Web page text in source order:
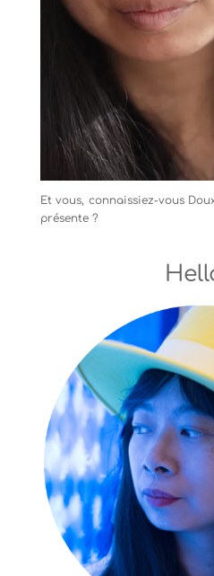
Et vous, connaissiez-vous
présente ?